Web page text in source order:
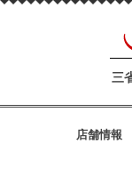
三
店舗情報